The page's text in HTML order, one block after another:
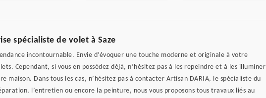
spécialiste de volet à Saze
incontournable. Envie d’évoquer une touche moderne et originale à votre
Cependant, si vous en possédez déjà, n’hésitez pas à les repeindre et à les illuminer
maison. Dans tous les cas, n’hésitez pas à contacter Artisan DARIA, le spécialiste du
l’entretien ou encore la peinture, nous vous proposons tous travaux liés au